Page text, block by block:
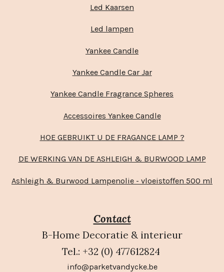
Led Kaarsen
Led lampen
Yankee Candle
Yankee Candle Car Jar
Yankee Candle Fragrance Spheres
Accessoires Yankee Candle
HOE GEBRUIKT U DE FRAGANCE LAMP ?
DE WERKING VAN DE ASHLEIGH & BURWOOD LAMP
Ashleigh & Burwood Lampenolie - vloeistoffen 500 ml
Contact
B-Home Decoratie & interieur
Tel.: +32 (0) 477612824
info@parketvandycke.be